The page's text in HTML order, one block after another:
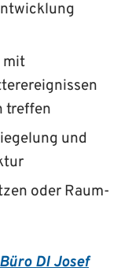
mit
treffen
und
oder Raum­
DI Josef